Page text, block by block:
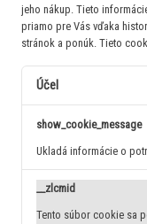
jeho nákup. Tieto
priamo pre Vás vďaka
stránok a ponúk. Tieto
Účel
show_cookie_message
Ukladá informácie o
__zlcmid
Tento súbor cookie sa